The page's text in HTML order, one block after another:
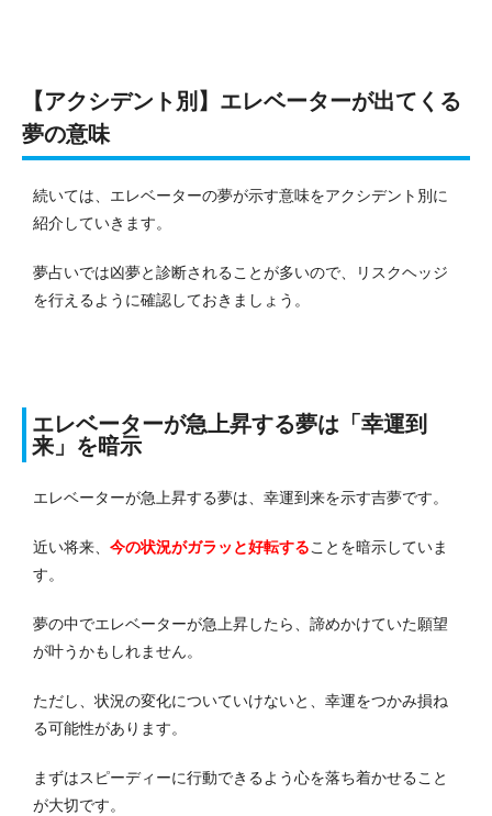
【アクシデント別】エレベーターが出てくる
夢の意味
続いては、エレベーターの夢が示す意味をアクシデント別に
紹介していきます。
夢占いでは凶夢と診断されることが多いので、リスクヘッジ
を行えるように確認しておきましょう。
エレベーターが急上昇する夢は「幸運到
来」を暗示
エレベーターが急上昇する夢は、幸運到来を示す吉夢です。
近い将来、 今の状況がガラッと好転することを暗示していま
す。
夢の中でエレベーターが急上昇したら、諦めかけていた願望
が叶うかもしれません。
ただし、状況の変化についていけないと、幸運をつかみ損ね
る可能性があります。
まずはスピーディーに行動できるよう心を落ち着かせること
が大切です。